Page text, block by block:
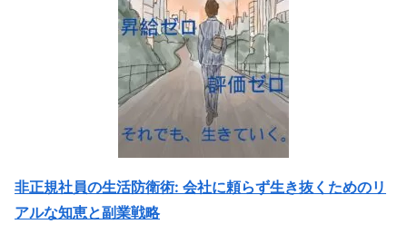
非正規社員の生活防衛術: 会社に頼らず生き抜くためのリ
アルな知恵と副業戦略